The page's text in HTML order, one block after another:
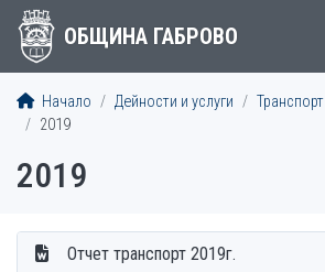
ОБЩИНА ГАБРОВО
Начало Дейности и услуги Транспорт
2019
2019
Отчет транспорт 2019г.